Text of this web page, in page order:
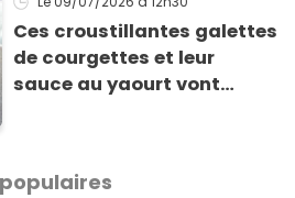
Ces croustillantes galettes
de courgettes et leur
sauce au yaourt vont